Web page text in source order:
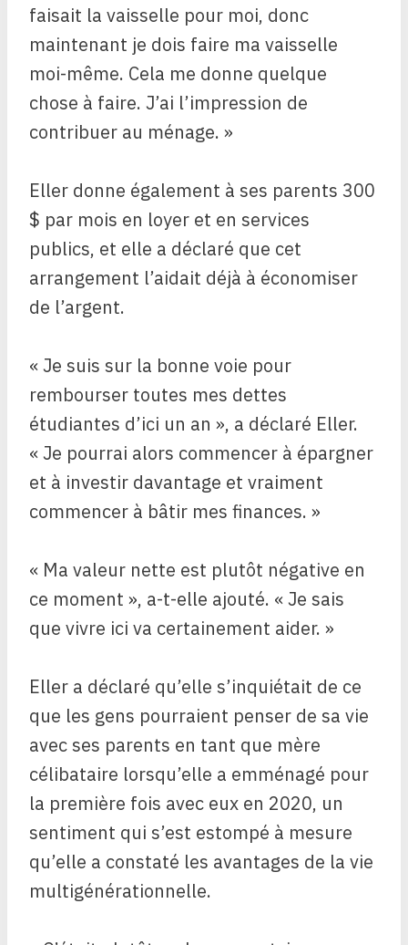
faisait la vaisselle pour moi, donc
maintenant je dois faire ma vaisselle
moi-même. Cela me donne quelque
chose à faire. J’ai l’impression de
contribuer au ménage. »
Eller donne également à ses parents 300
$ par mois en loyer et en services
publics, et elle a déclaré que cet
arrangement l’aidait déjà à économiser
de l’argent.
« Je suis sur la bonne voie pour
rembourser toutes mes dettes
étudiantes d’ici un an », a déclaré Eller.
« Je pourrai alors commencer à épargner
et à investir davantage et vraiment
commencer à bâtir mes finances. »
« Ma valeur nette est plutôt négative en
ce moment », a-t-elle ajouté. « Je sais
que vivre ici va certainement aider. »
Eller a déclaré qu’elle s’inquiétait de ce
que les gens pourraient penser de sa vie
avec ses parents en tant que mère
célibataire lorsqu’elle a emménagé pour
la première fois avec eux en 2020, un
sentiment qui s’est estompé à mesure
qu’elle a constaté les avantages de la vie
multigénérationnelle.